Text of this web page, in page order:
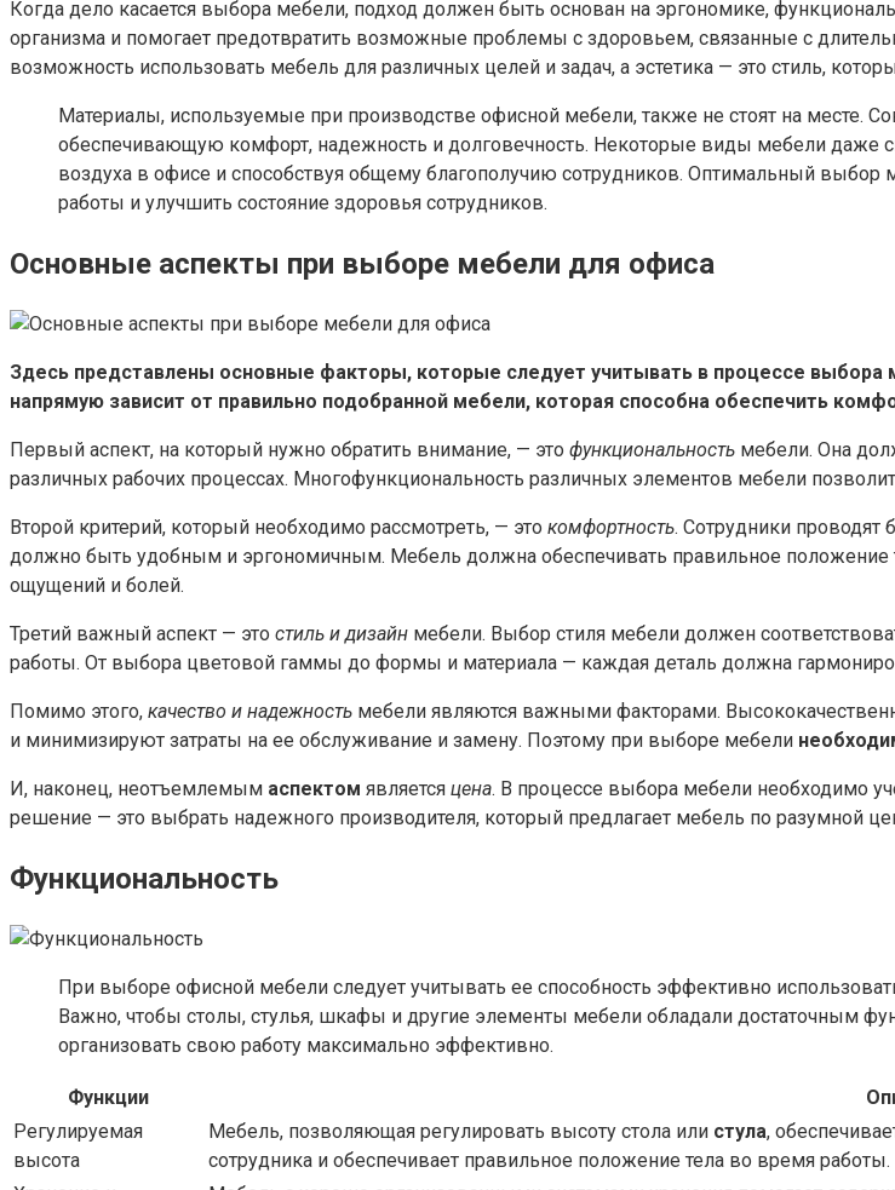
Когда дело касается выбора мебели, подход должен быть основан на эргономике,
организма и помогает предотвратить возможные проблемы с здоровьем, связанные с
возможность использовать мебель для различных целей и задач, а эстетика — это стиль,
Материалы, используемые при производстве офисной мебели, также не стоят на месте.
обеспечивающую комфорт, надежность и долговечность. Некоторые виды мебели даже
воздуха в офисе и способствуя общему благополучию сотрудников. Оптимальный
работы и улучшить состояние здоровья сотрудников.
Основные аспекты при выборе мебели для офиса
Здесь представлены основные факторы, которые следует учитывать в процессе
напрямую зависит от правильно подобранной мебели, которая способна обеспечить
Первый аспект, на который нужно обратить внимание, — это функциональность мебели. Она
различных рабочих процессах. Многофункциональность различных элементов мебели
Второй критерий, который необходимо рассмотреть, — это комфортность. Сотрудники проводят
должно быть удобным и эргономичным. Мебель должна обеспечивать правильное положение
ощущений и болей.
Третий важный аспект — это стиль и дизайн мебели. Выбор стиля мебели должен
работы. От выбора цветовой гаммы до формы и материала — каждая деталь должна
Помимо этого, качество и надежность мебели являются важными факторами.
и минимизируют затраты на ее обслуживание и замену. Поэтому при выборе мебели
И, наконец, неотъемлемым аспектом является цена. В процессе выбора мебели необходимо
решение — это выбрать надежного производителя, который предлагает мебель по разумной
Функциональность
При выборе офисной мебели следует учитывать ее способность эффективно
Важно, чтобы столы, стулья, шкафы и другие элементы мебели обладали достаточным
организовать свою работу максимально эффективно.
Функции
Регулируемая
высота
Мебель, позволяющая регулировать высоту стола или стула,
сотрудника и обеспечивает правильное положение тела во время работы.